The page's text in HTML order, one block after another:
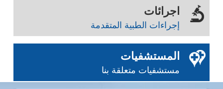
اجرائات
إجراءات الطبية المتقدمة
المستشفيات
مستشفيات متعلقة بنا
0 0 0